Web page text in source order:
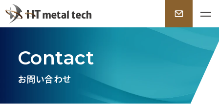
せ
Contact
お問い合わせ